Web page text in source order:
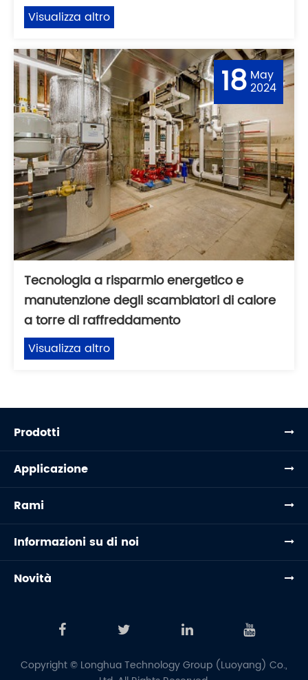
Visualizza altro
18 May
2024
Tecnologia a risparmio energetico e
manutenzione degli scambiatori di calore
a torre di raffreddamento
Visualizza altro
Prodotti
Applicazione
Rami
Informazioni su di noi
Novità
Copyright © Longhua Technology Group (Luoyang) Co.,